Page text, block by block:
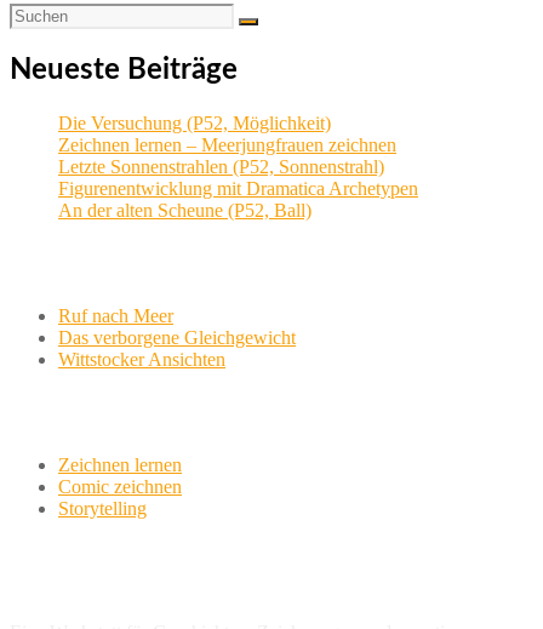
Neueste Beiträge
Die Versuchung (P52, Möglichkeit)
Zeichnen lernen – Meerjungfrauen zeichnen
Letzte Sonnenstrahlen (P52, Sonnenstrahl)
Figurenentwicklung mit Dramatica Archetypen
An der alten Scheune (P52, Ball)
Ruf nach Meer
Das verborgene Gleichgewicht
Wittstocker Ansichten
Zeichnen lernen
Comic zeichnen
Storytelling